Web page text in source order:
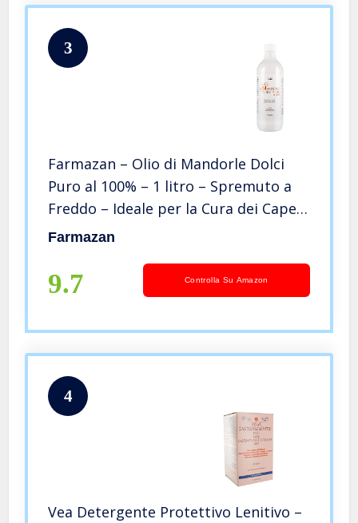
3
Farmazan – Olio di Mandorle Dolci
Puro al 100% – 1 litro – Spremuto a
Freddo – Ideale per la Cura dei Capelli
e della Pelle Secca – Made in Italy
Farmazan
9.7 Controlla Su Amazon
4
Vea Detergente Protettivo Lenitivo –